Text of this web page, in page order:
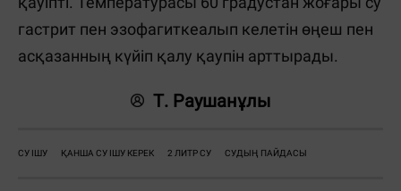
гастрит пен эзофагиткеалып келетін өңеш пен
асқазанның күйіп қалу қаупін арттырады.
Т. Раушанұлы
СУ ІШУ ҚАНША СУ ІШУ КЕРЕК 2 ЛИТР СУ СУДЫҢ ПАЙДАСЫ